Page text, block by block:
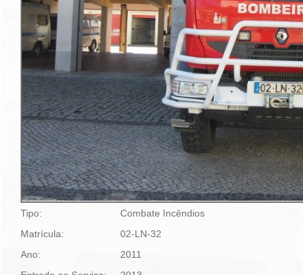
Tipo:
Combate Incêndios
Matrícula:
02-LN-32
Ano:
2011